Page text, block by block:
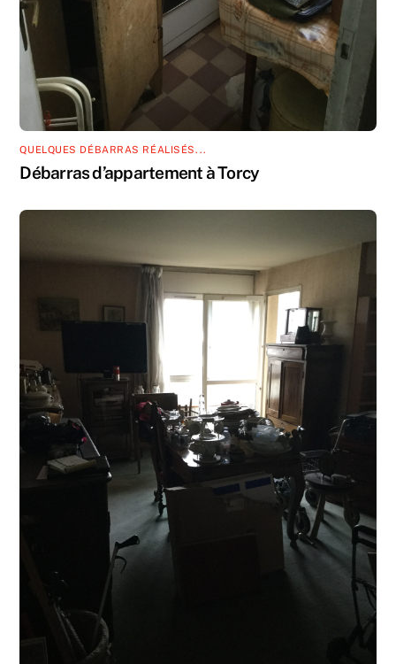
QUELQUES DÉBARRAS RÉALISÉS...
Débarras d’appartement à Torcy